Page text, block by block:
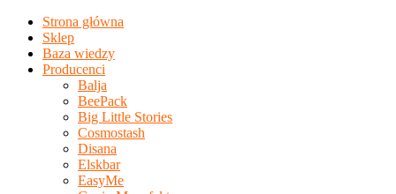
Strona główna
Sklep
Baza wiedzy
Producenci
Balja
BeePack
Big Little Stories
Cosmostash
Disana
Elskbar
EasyMe